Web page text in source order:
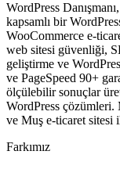
WordPress
kapsamlı bir
WooCommerce e-
web sitesi güvenliği,
geliştirme ve
ve PageSpeed 90+
ölçülebilir sonuçlar
WordPress çözümleri.
ve Muş e-ticaret sitesi
Farkımız